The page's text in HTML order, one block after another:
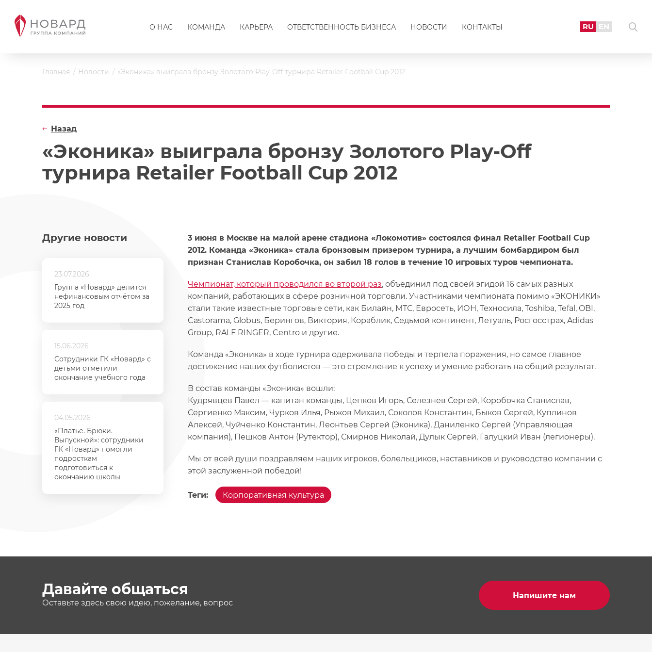
О НАС КОМАНДА КАРЬЕРА ОТВЕТСТВЕННОСТЬ БИЗНЕСА НОВОСТИ КОНТАКТЫ RU EN
Главная Новости «Эконика» выиграла бронзу Золотого Play-Off турнира Retailer Football Cup 2012
«Эконика» выиграла бронзу Золотого Play-Off
турнира Retailer Football Cup 2012
Назад
Другие новости
23.07.2026
Группа «Новард» делится
нефинансовым отчётом за
2025 год
15.06.2026
Сотрудники ГК «Новард» с
детьми отметили
окончание учебного года
04.05.2026
«Платье. Брюки.
Выпускной»: сотрудники
ГК «Новард» помогли
подросткам
подготовиться к
окончанию школы
3 июня в Москве на малой арене стадиона «Локомотив» состоялся финал Retailer Football Cup
2012. Команда «Эконика» стала бронзовым призером турнира, а лучшим бомбардиром был
признан Станислав Коробочка, он забил 18 голов в течение 10 игровых туров чемпионата.
Чемпионат, который проводился во второй раз, объединил под своей эгидой 16 самых разных
компаний, работающих в сфере розничной торговли. Участниками чемпионата помимо «ЭКОНИКИ»
стали такие известные торговые сети, как Билайн, МТС, Евросеть, ИОН, Техносила, Toshiba, Tefal, OBI,
Castorama, Globus, Берингов, Виктория, Кораблик, Седьмой континент, Летуаль, Росгосстрах, Adidas
Group, RALF RINGER, Centro и другие.
Команда «Эконика» в ходе турнира одерживала победы и терпела поражения, но самое главное
достижение наших футболистов — это стремление к успеху и умение работать на общий результат.
В состав команды «Эконика» вошли:
Кудрявцев Павел — капитан команды, Цепков Игорь, Селезнев Сергей, Коробочка Станислав,
Сергиенко Максим, Чурков Илья, Рыжов Михаил, Соколов Константин, Быков Сергей, Куплинов
Алексей, Чуйченко Константин, Леонтьев Сергей (Эконика), Даниленко Сергей (Управляющая
компания), Пешков Антон (Рутектор), Смирнов Николай, Дулык Сергей, Галуцкий Иван (легионеры).
Мы от всей души поздравляем наших игроков, болельщиков, наставников и руководство компании с
этой заслуженной победой!
Теги: Корпоративная культура
Давайте общаться
Оставьте здесь свою идею, пожелание, вопрос
Напишите нам